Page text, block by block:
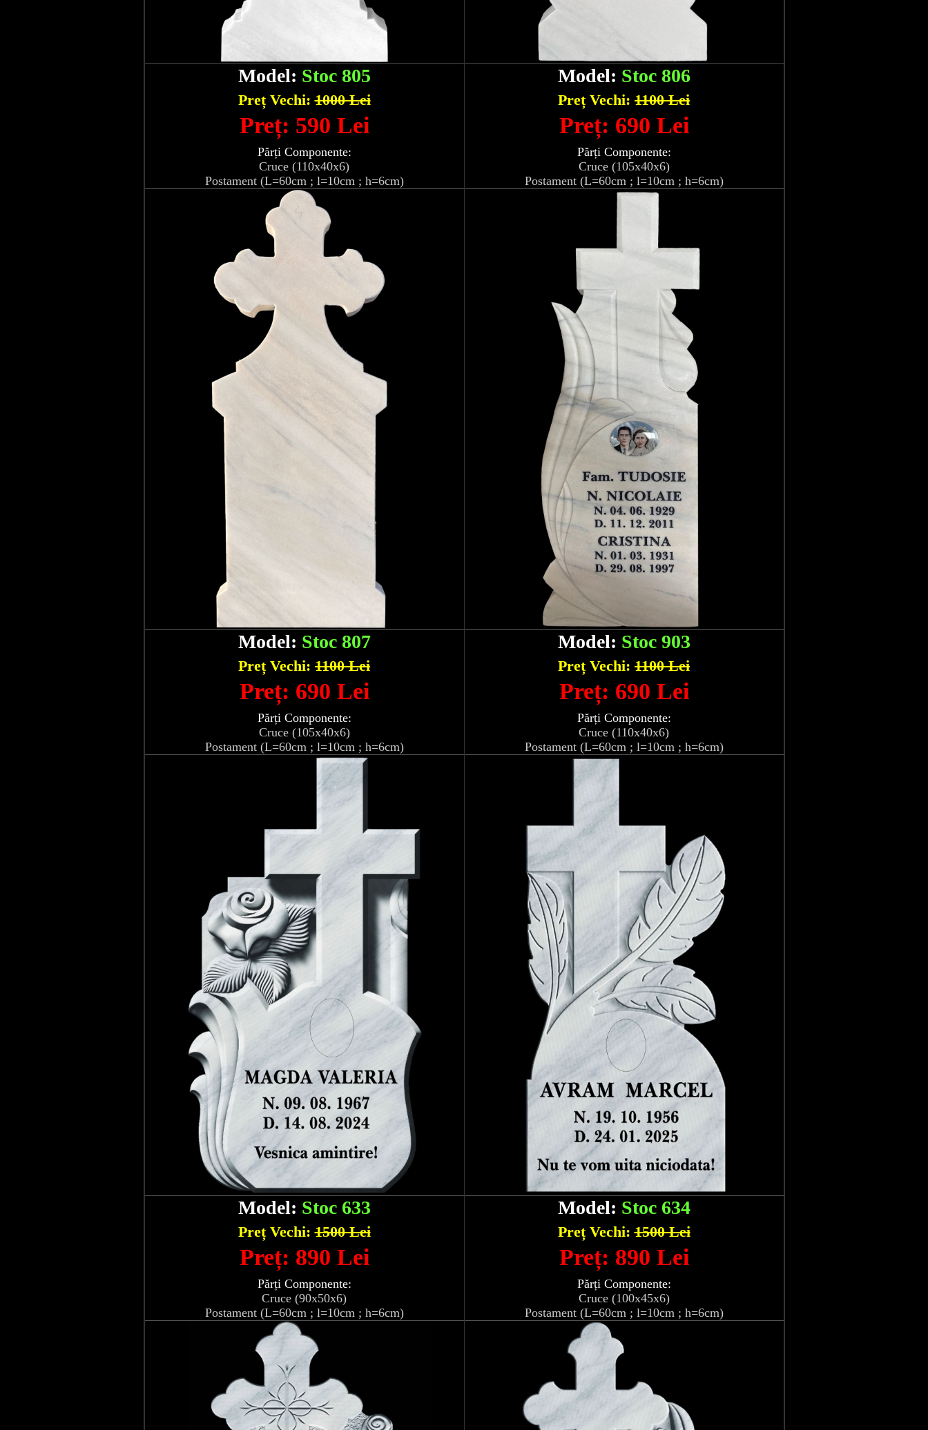
Model: Stoc 805
Preț Vechi:1000 Lei
Preț: 590 Lei
Părți Componente:
Cruce (110x40x6)
Postament (L=60cm ; l=10cm ; h=6cm)
Model: Stoc 806
Preț Vechi: 1100 Lei
Preț: 690 Lei
Părți Componente:
Cruce (105x40x6)
Postament (L=60cm ; l=10cm ; h=6cm)
Model: Stoc 807
Preț Vechi: 1100 Lei
Preț: 690 Lei
Părți Componente:
Cruce (105x40x6)
Postament (L=60cm ; l=10cm ; h=6cm)
Model: Stoc 903
Preț Vechi: 1100 Lei
Preț: 690 Lei
Părți Componente:
Cruce (110x40x6)
Postament (L=60cm ; l=10cm ; h=6cm)
Model: Stoc 633
Preț Vechi:1500 Lei
Preț: 890 Lei
Părți Componente:
Cruce (90x50x6)
Postament (L=60cm ; l=10cm ; h=6cm)
Model: Stoc 634
Preț Vechi:1500 Lei
Preț: 890 Lei
Părți Componente:
Cruce (100x45x6)
Postament (L=60cm ; l=10cm ; h=6cm)